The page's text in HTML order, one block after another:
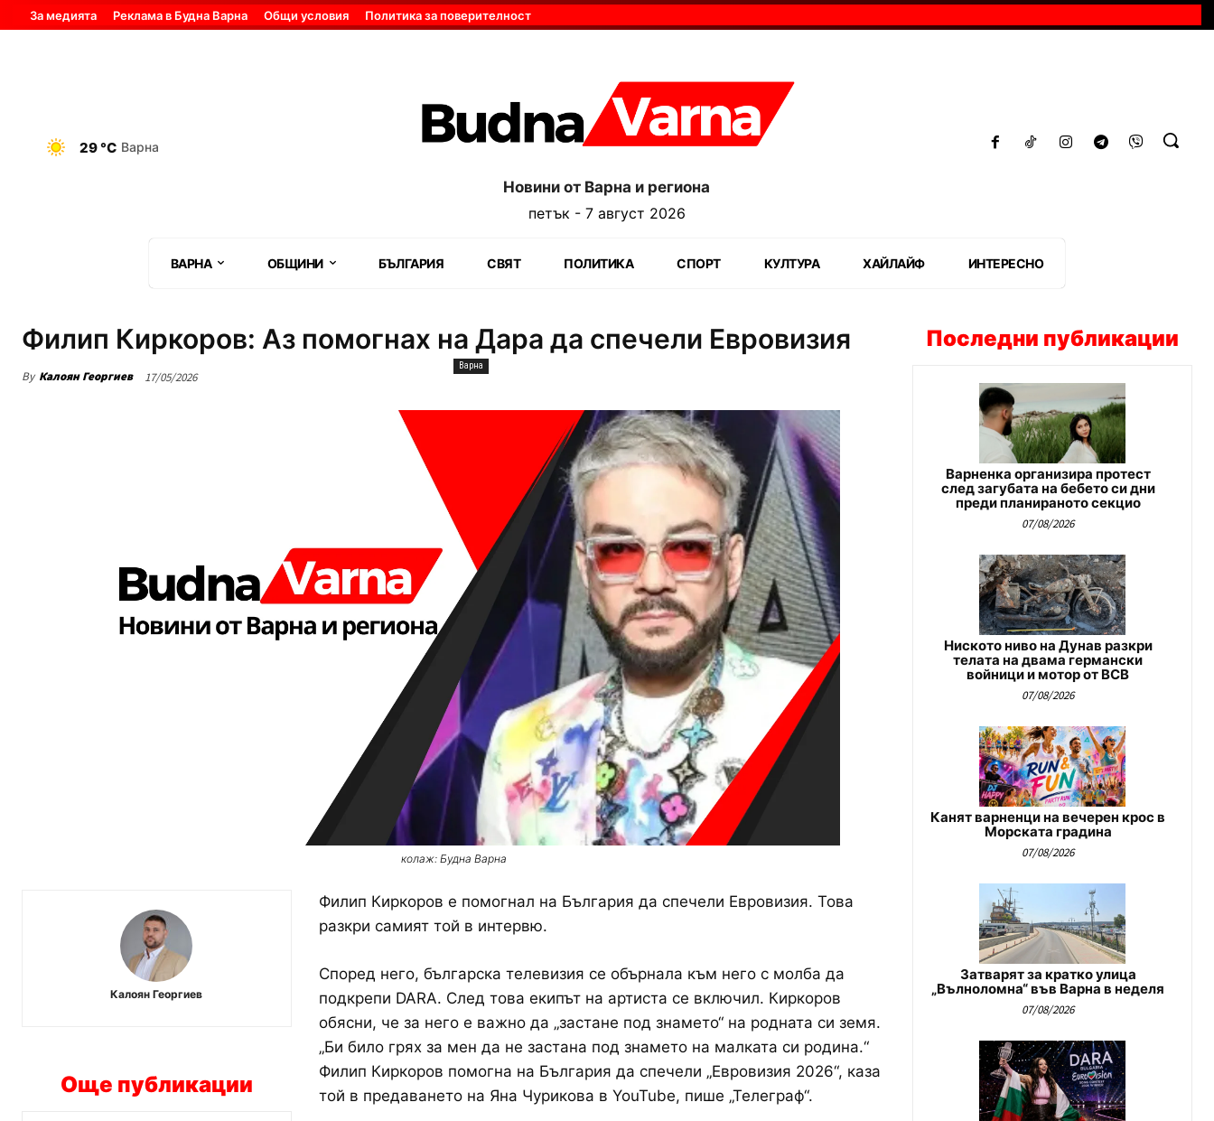
За медията Реклама в Будна Варна Общи условия Политика за поверителност
29 °C Варна
Новини от Варна и региона
петък - 7 август 2026
ВАРНА ОБЩИНИ БЪЛГАРИЯ СВЯТ ПОЛИТИКА СПОРТ КУЛТУРА ХАЙЛАЙФ ИНТЕРЕСНО
Филип Киркоров: Аз помогнах на Дара да спечели Евровизия
By Калоян Георгиев 17/05/2026
Варна
колаж: Будна Варна
Калоян Георгиев
Още публикации
Филип Киркоров е помогнал на България да спечели Евровизия. Това
разкри самият той в интервю.
Според него, българска телевизия се обърнала към него с молба да
подкрепи DARA. След това екипът на артиста се включил. Киркоров
обясни, че за него е важно да „застане под знамето“ на родната си земя.
„Би било грях за мен да не застана под знамето на малката си родина.“
Филип Киркоров помогна на България да спечели „Евровизия 2026“, каза
той в предаването на Яна Чурикова в YouTube, пише „Телеграф“.
Последни публикации
Варненка организира протест
след загубата на бебето си дни
преди планираното секцио
07/08/2026
Ниското ниво на Дунав разкри
телата на двама германски
войници и мотор от ВСВ
07/08/2026
Канят варненци на вечерен крос в
Морската градина
07/08/2026
Затварят за кратко улица
„Вълноломна“ във Варна в неделя
07/08/2026